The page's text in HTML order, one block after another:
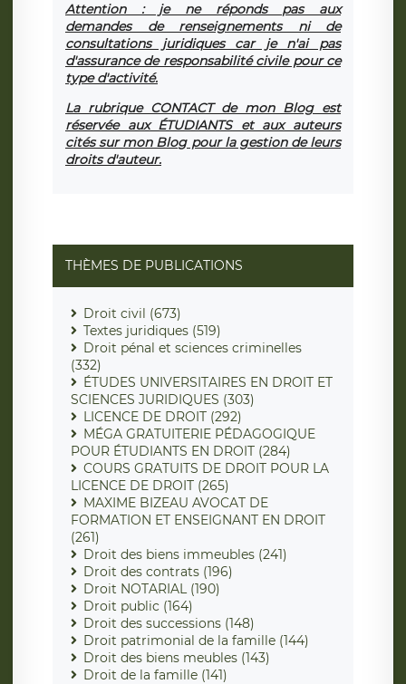
Attention : je ne réponds pas aux
demandes de renseignements ni de
consultations juridiques car je n'ai pas
d'assurance de responsabilité civile pour ce
type d'activité.
La rubrique CONTACT de mon Blog est
réservée aux ÉTUDIANTS et aux auteurs
cités sur mon Blog pour la gestion de leurs
droits d'auteur.
THÈMES DE PUBLICATIONS
Droit civil (673)
Textes juridiques (519)
Droit pénal et sciences criminelles
(332)
ÉTUDES UNIVERSITAIRES EN DROIT ET
SCIENCES JURIDIQUES (303)
LICENCE DE DROIT (292)
MÉGA GRATUITERIE PÉDAGOGIQUE
POUR ÉTUDIANTS EN DROIT (284)
COURS GRATUITS DE DROIT POUR LA
LICENCE DE DROIT (265)
MAXIME BIZEAU AVOCAT DE
FORMATION ET ENSEIGNANT EN DROIT
(261)
Droit des biens immeubles (241)
Droit des contrats (196)
Droit NOTARIAL (190)
Droit public (164)
Droit des successions (148)
Droit patrimonial de la famille (144)
Droit des biens meubles (143)
Droit de la famille (141)